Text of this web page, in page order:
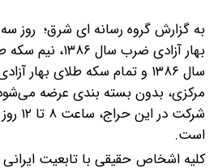
بهار آزادی ضرب
مرکزی، بدون بسته بندی عرضه
است.